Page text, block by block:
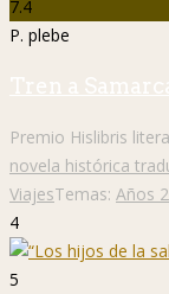
7.4
P. plebe
Tren a
Premio Hislibris
novela histórica
ViajesTemas: Años
4
5